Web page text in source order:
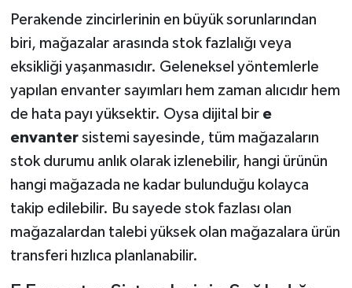
Perakende zincirlerinin en büyük sorunlarından
biri, mağazalar arasında stok fazlalığı veya
eksikliği yaşanmasıdır. Geleneksel yöntemlerle
yapılan envanter sayımları hem zaman alıcıdır hem
de hata payı yüksektir. Oysa dijital bir e
envantersistemi sayesinde, tüm mağazaların
stok durumu anlık olarak izlenebilir, hangi ürünün
hangi mağazada ne kadar bulunduğu kolayca
takip edilebilir. Bu sayede stok fazlası olan
mağazalardan talebi yüksek olan mağazalara ürün
transferi hızlıca planlanabilir.